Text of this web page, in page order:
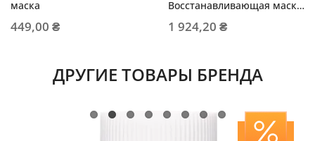
маска
449,00 ₴
Восстанавливающая маска
жестких волос
1 924,20 ₴
ДРУГИЕ ТОВАРЫ БРЕНДА